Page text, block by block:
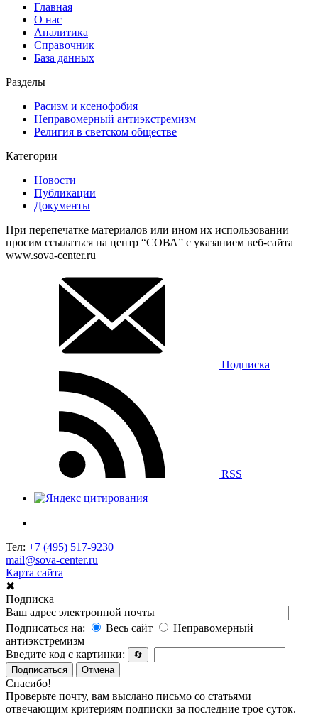
Главная
О нас
Аналитика
Справочник
База данных
Разделы
Расизм и ксенофобия
Неправомерный антиэкстремизм
Религия в светском обществе
Категории
Новости
Публикации
Документы
При перепечатке материалов или ином их использовании
просим ссылаться на центр “СОВА” с указанием веб-сайта
www.sova-center.ru
Подписка
RSS
Тел: +7 (495) 517-9230
mail@sova-center.ru
Карта сайта
✖
Подписка
Ваш адрес электронной почты
Подписаться на:
Весь сайт
Неправомерный
антиэкстремизм
Введите код с картинки:
🔄
Подписаться
Отмена
Спасибо!
Проверьте почту, вам выслано письмо со статьями
отвечающим критериям подписки за последние трое суток.